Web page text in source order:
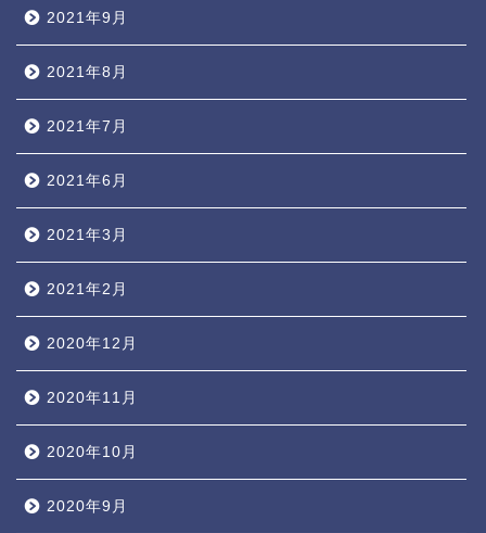
2021年9月
2021年8月
2021年7月
2021年6月
2021年3月
2021年2月
2020年12月
2020年11月
2020年10月
2020年9月